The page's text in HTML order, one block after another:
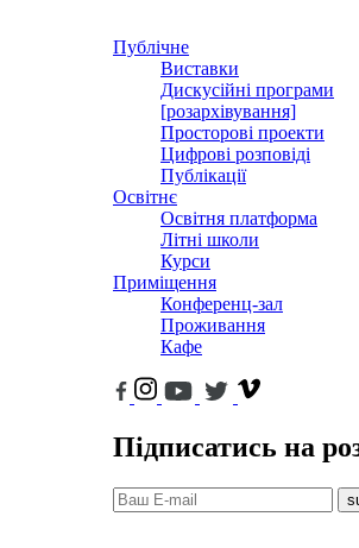
Публічне
Виставки
Дискусійні програми
[розархівування]
Просторові проекти
Цифрові розповіді
Публікації
Освітнє
Освітня платформа
Літні школи
Курси
Приміщення
Конференц-зал
Проживання
Кафе
Підписатись на